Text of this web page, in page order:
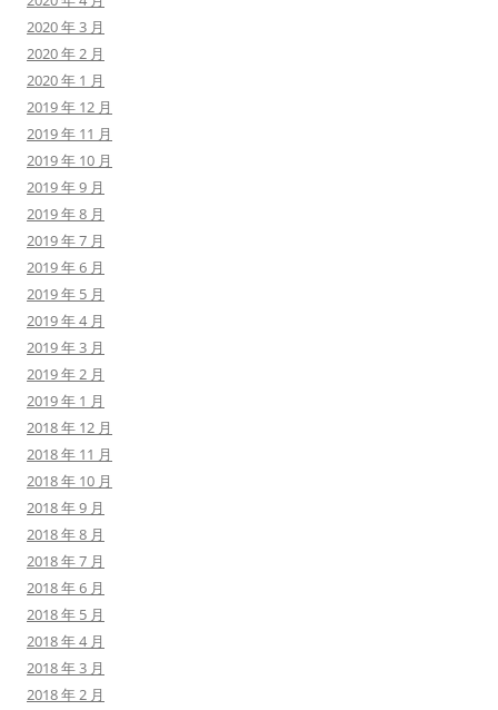
2020 年 3 月
2020 年 2 月
2020 年 1 月
2019 年 12 月
2019 年 11 月
2019 年 10 月
2019 年 9 月
2019 年 8 月
2019 年 7 月
2019 年 6 月
2019 年 5 月
2019 年 4 月
2019 年 3 月
2019 年 2 月
2019 年 1 月
2018 年 12 月
2018 年 11 月
2018 年 10 月
2018 年 9 月
2018 年 8 月
2018 年 7 月
2018 年 6 月
2018 年 5 月
2018 年 4 月
2018 年 3 月
2018 年 2 月